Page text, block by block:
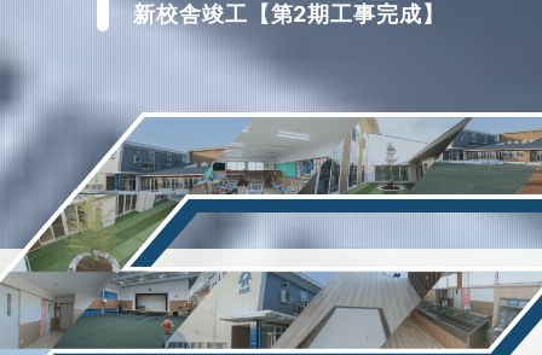
新校舎竣工【第2期工事完成】